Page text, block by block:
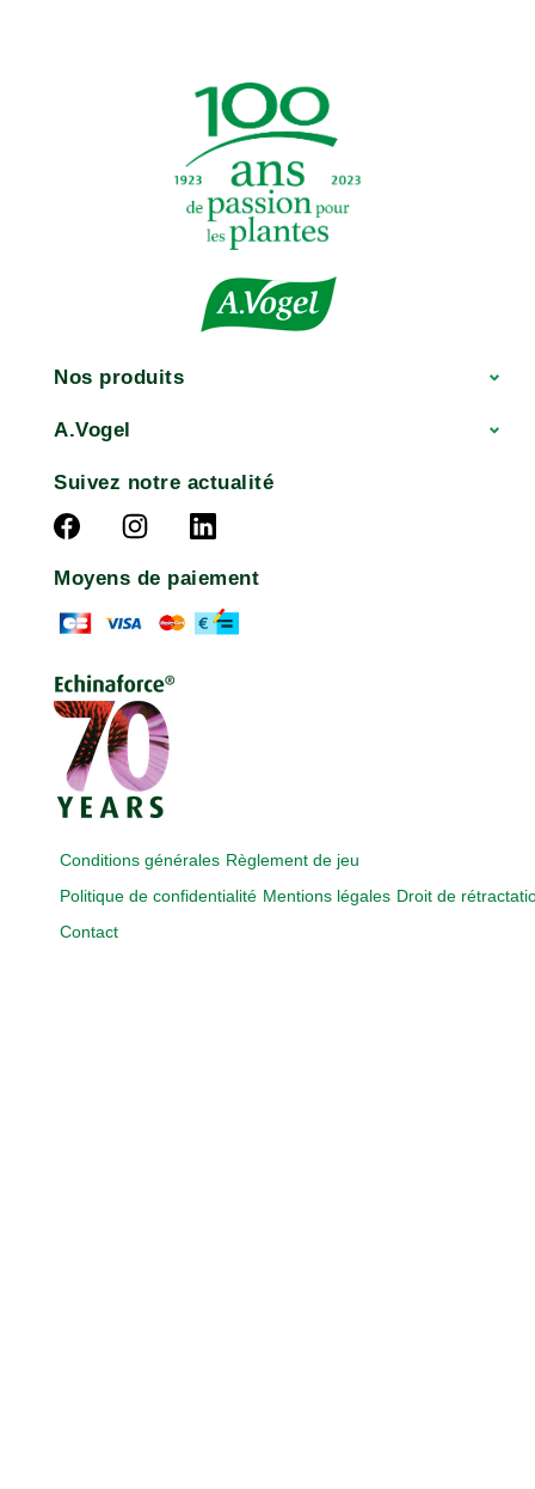
Nos produits
A.Vogel
Suivez notre actualité
Moyens de paiement
Conditions générales Règlement de jeu
Politique de confidentialité Mentions légales Droit de
Contact